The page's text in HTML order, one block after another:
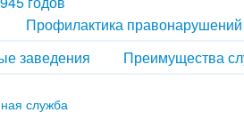
Профилактика правонарушений
заведения
Преимущества
служба